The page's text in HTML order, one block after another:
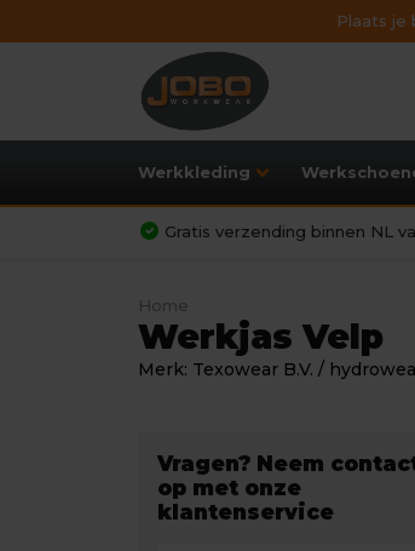
Plaats je
Werkkleding
Gratis verzending binnen NL
Home
Werkjas Velp
Merk: Texowear B.V. /
Vragen? Neem
op met onze
klantenservice